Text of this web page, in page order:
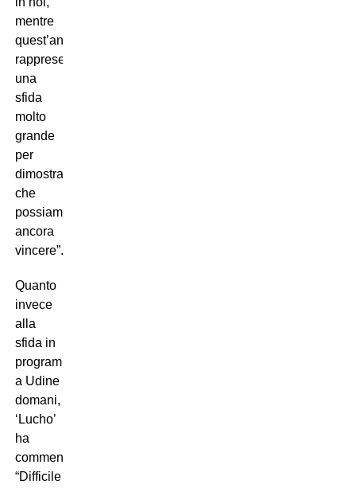
mentre
quest’anno
rappresenta
una
sfida
molto
grande
per
dimostrare
che
possiamo
ancora
vincere”.
Quanto
invece
alla
sfida in
programma
a Udine
domani,
‘Lucho’
ha
commentato:
“Difficile